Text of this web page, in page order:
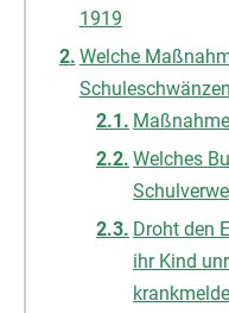
1919
Welche
Welches
Droht den
ihr Kind